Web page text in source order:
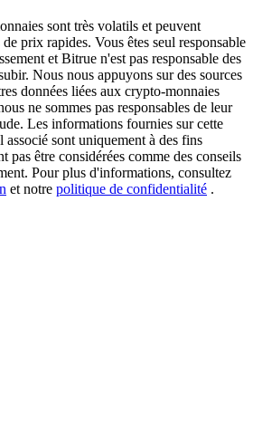
Carnival
· 33,333 USDT Bonus
10% APR
| Daily Rewards
sont très volatils et peuvent
prix rapides. Vous êtes seul responsable
et Bitrue n'est pas responsable des
Nous nous appuyons sur des sources
données liées aux crypto-monnaies
ne sommes pas responsables de leur
Les informations fournies sur cette
sont uniquement à des fins
pas être considérées comme des conseils
Pour plus d'informations, consultez
et notre politique de confidentialité .